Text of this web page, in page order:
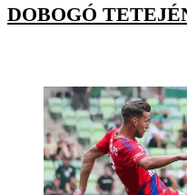
DOBOGÓ